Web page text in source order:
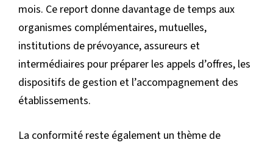
mois. Ce report donne davantage de temps aux
organismes complémentaires, mutuelles,
institutions de prévoyance, assureurs et
intermédiaires pour préparer les appels d’offres, les
dispositifs de gestion et l’accompagnement des
établissements.
La conformité reste également un thème de